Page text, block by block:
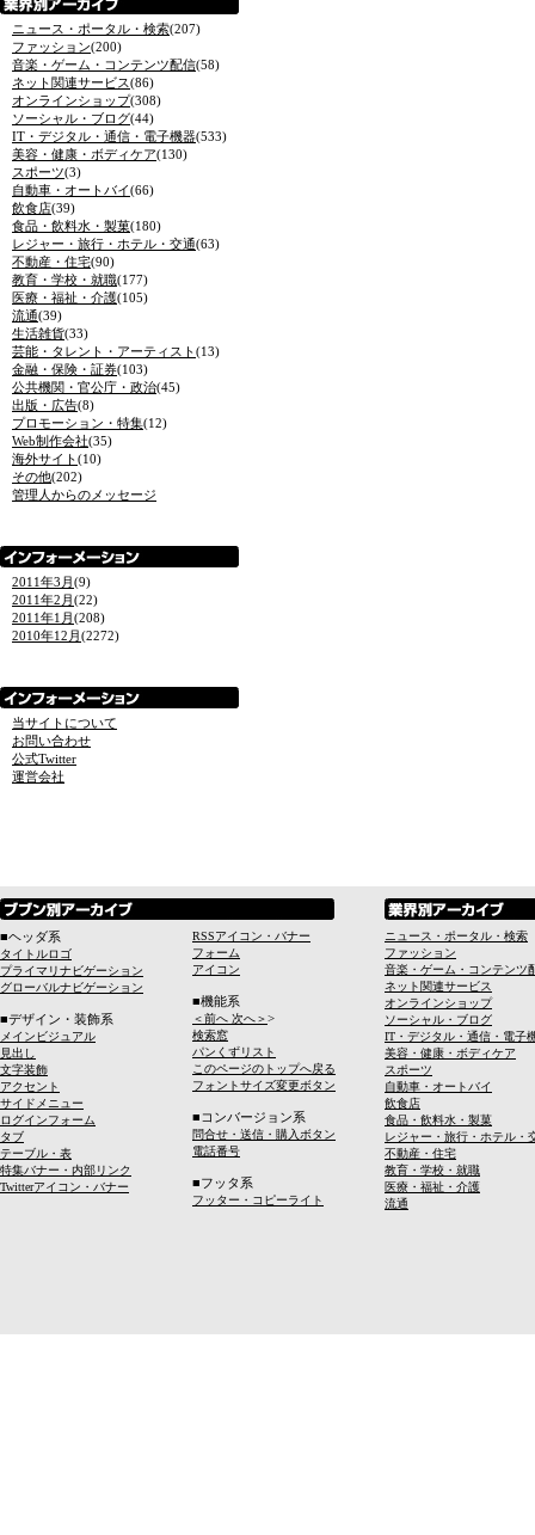
ニュース・ポータル・検索(207)
ファッション(200)
音楽・ゲーム・コンテンツ配信(58)
ネット関連サービス(86)
オンラインショップ(308)
ソーシャル・ブログ(44)
IT・デジタル・通信・電子機器(533)
美容・健康・ボディケア(130)
スポーツ(3)
自動車・オートバイ(66)
飲食店(39)
食品・飲料水・製菓(180)
レジャー・旅行・ホテル・交通(63)
不動産・住宅(90)
教育・学校・就職(177)
医療・福祉・介護(105)
流通(39)
生活雑貨(33)
芸能・タレント・アーティスト(13)
金融・保険・証券(103)
公共機関・官公庁・政治(45)
出版・広告(8)
プロモーション・特集(12)
Web制作会社(35)
海外サイト(10)
その他(202)
管理人からのメッセージ
2011年3月(9)
2011年2月(22)
2011年1月(208)
2010年12月(2272)
当サイトについて
お問い合わせ
公式Twitter
運営会社
■ヘッダ系
タイトルロゴ
プライマリナビゲーション
グローバルナビゲーション
■デザイン・装飾系
メインビジュアル
見出し
文字装飾
アクセント
サイドメニュー
ログインフォーム
タブ
テーブル・表
特集バナー・内部リンク
Twitterアイコン・バナー
RSSアイコン・バナー
フォーム
アイコン
■機能系
＜前へ 次へ＞>
検索窓
パンくずリスト
このページのトップへ戻る
フォントサイズ変更ボタン
■コンバージョン系
問合せ・送信・購入ボタン
電話番号
■フッタ系
フッター・コピーライト
ニュース・ポータル・検索
ファッション
音楽・ゲーム・コンテンツ
ネット関連サービス
オンラインショップ
ソーシャル・ブログ
IT・デジタル・通信・電子
美容・健康・ボディケア
スポーツ
自動車・オートバイ
飲食店
食品・飲料水・製菓
レジャー・旅行・ホテル・
不動産・住宅
教育・学校・就職
医療・福祉・介護
流通